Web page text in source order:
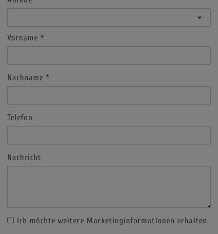
Vorname
Nachname
Telefon
Nachricht
Ich möchte weitere Marketinginformationen erhalten.